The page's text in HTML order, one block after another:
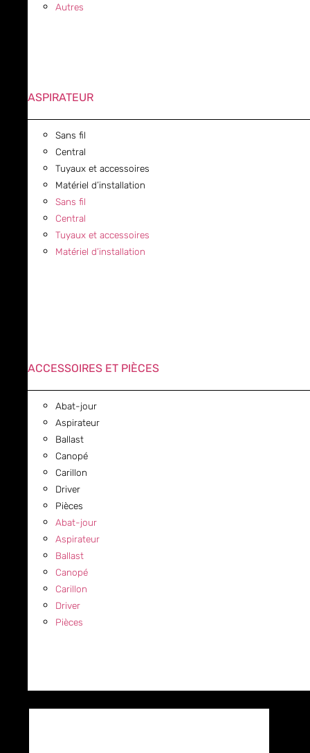
Autres
ASPIRATEUR
Sans fil
Central
Tuyaux et accessoires
Matériel d’installation
Sans fil
Central
Tuyaux et accessoires
Matériel d’installation
ACCESSOIRES ET PIÈCES
Abat-jour
Aspirateur
Ballast
Canopé
Carillon
Driver
Pièces
Abat-jour
Aspirateur
Ballast
Canopé
Carillon
Driver
Pièces